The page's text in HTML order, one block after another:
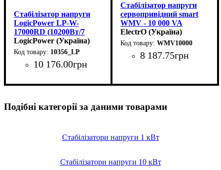
Стабілізатор напруги
LogicPower LP-W-
17000RD (10200Вт/7
ступ)
LogicPower (Україна)
10356_LP
10 176.00грн
настінний
релейний
Стабілізатор напруги
сервопривідний smart
WMV - 10 000 VA
ElectrO (Україна)
WMV10000
8 187.75грн
Подібні категорії за даними товарами
Стабілізатори напруги 1 кВт
Стабілізатори напруги 10 кВт